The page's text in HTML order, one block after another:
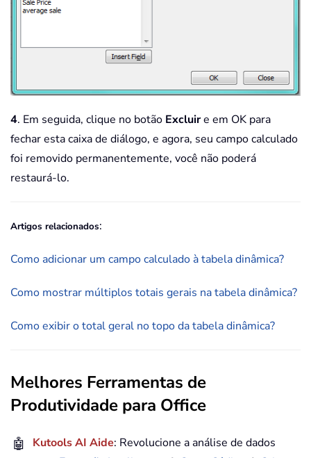
4. Em seguida, clique no botão Excluire em OK para
fechar esta caixa de diálogo, e agora, seu campo calculado
foi removido permanentemente, você não poderá
restaurá-lo.
Artigos relacionados:
Como adicionar um campo calculado à tabela dinâmica?
Como mostrar múltiplos totais gerais na tabela dinâmica?
Como exibir o total geral no topo da tabela dinâmica?
Melhores Ferramentas de
Produtividade para Office
🤖 Kutools AI Aide: Revolucione a análise de dados